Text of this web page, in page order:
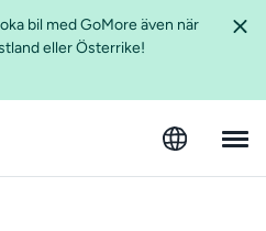
bil med GoMore även när
eller Österrike!